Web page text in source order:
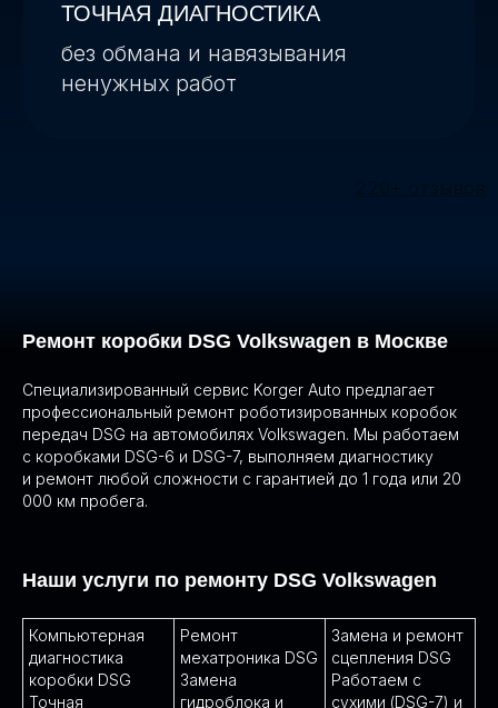
Ремонт коробки DSG Volkswagen в Москве
Специализированный сервис Korger Auto предлагает
профессиональный ремонт роботизированных коробок
передач DSG на автомобилях Volkswagen. Мы работаем
с коробками DSG-6 и DSG-7, выполняем диагностику
и ремонт любой сложности с гарантией до 1 года или 20
000 км пробега.
Наши услуги по ремонту DSG Volkswagen
Компьютерная
диагностика
коробки DSG
Точная
Ремонт
мехатроника DSG
Замена
гидроблока и
Замена и ремонт
сцепления DSG
Работаем с
сухими (DSG-7) и